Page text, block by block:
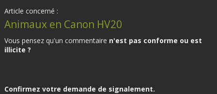
Article concerné :
Animaux en Canon HV20
Vous pensez qu'un commentaire n'est pas conforme ou est
illicite ?
Confirmez votre demande de signalement.